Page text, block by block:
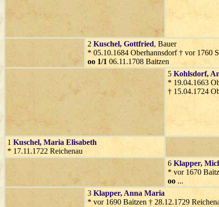
2 Kuschel, Gottfried, Bauer
* 05.10.1684 Oberhannsdorf † vor 1760
oo 1/1 06.11.1708 Baitzen
5 Kohlsdorf,
* 19.04.1663
† 15.04.1724
1 Kuschel, Maria Elisabeth
* 17.11.1722 Reichenau
6 Klapper,
* vor 1670
oo ...
3 Klapper, Anna Maria
* vor 1690 Baitzen † 28.12.1729